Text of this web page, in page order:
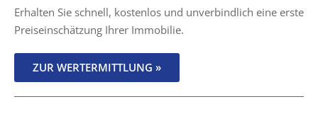
Erhalten Sie schnell, kostenlos und unverbindlich eine erste
Preiseinschätzung Ihrer Immobilie.
ZUR WERTERMITTLUNG »